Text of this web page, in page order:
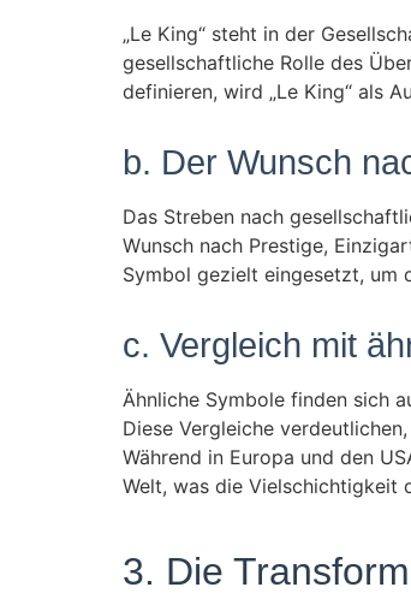
„Le King“ steht in der
gesellschaftliche Rolle des
definieren, wird „Le King“ als
b. Der Wunsch
Das Streben nach
Wunsch nach Prestige,
Symbol gezielt eingesetzt, um
c. Vergleich mit
Ähnliche Symbole finden sich
Diese Vergleiche
Während in Europa und den
Welt, was die Vielschichtigkeit
3. Die